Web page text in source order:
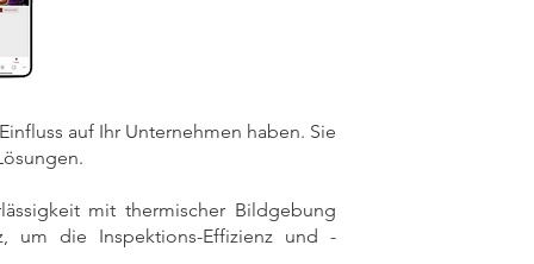
auf Ihr Unternehmen haben. Sie
mit thermischer Bildgebung
um die Inspektions-Effizienz und -